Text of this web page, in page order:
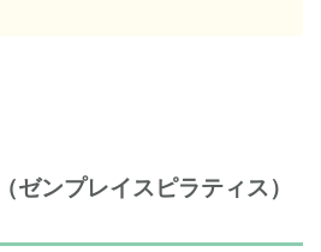
ンプレイスピラティス）